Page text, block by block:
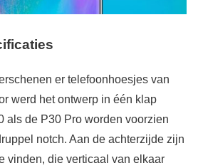
er telefoonhoesjes van
werd het ontwerp in één klap
als de P30 Pro worden voorzien
notch. Aan de achterzijde zijn
vinden, die verticaal van elkaar